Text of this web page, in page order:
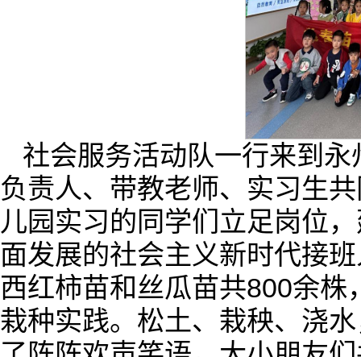
社会服务活动队一行来到
负责人、带教老师、实习生
儿园实习的同学们立足岗位
面发展的社会主义新时代接
西红柿苗和丝瓜苗共800余
栽种实践。松土、栽秧、浇